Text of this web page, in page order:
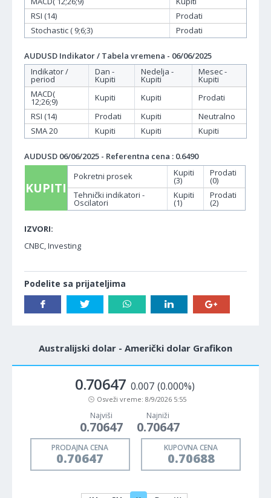
RSI (14)
Prodati
Stochastic ( 9;6;3)
Prodati
AUDUSD Indikator / Tabela vremena - 06/06/2025
Indikator /
period
Dan -
Kupiti
Nedelja -
Kupiti
Mesec -
Kupiti
MACD(
12;26;9) Kupiti Kupiti
Prodati
RSI (14)
Prodati Kupiti
Neutralno
SMA 20
Kupiti Kupiti Kupiti
AUDUSD 06/06/2025 - Referentna cena : 0.6490
KUPITI
Pokretni prosek Kupiti
(3)
Prodati
(0)
Tehnički indikatori -
Oscilatori
Kupiti
(1)
Prodati
(2)
IZVORI:
CNBC, Investing
Podelite sa prijateljima
Australijski dolar - Američki dolar Grafikon
0.70647 0.007 (0.000%)
Osveži vreme: 8/9/2026 5:55
Najviši
0.70647
Najniži
0.70647
PRODAJNA CENA
0.70647
KUPOVNA CENA
0.70688